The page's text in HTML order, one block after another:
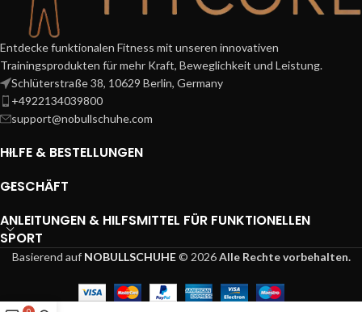
Entdecke funktionalen Fitness mit unseren innovativen
Trainingsprodukten für mehr Kraft, Beweglichkeit und Leistung.
Schlüterstraße 38, 10629 Berlin, Germany
+4922134039800
support@nobullschuhe.com
HILFE & BESTELLUNGEN
GESCHÄFT
ANLEITUNGEN & HILFSMITTEL FÜR FUNKTIONELLEN
SPORT
Basierend auf NOBULLSCHUHE© 2026Alle Rechte vorbehalten.